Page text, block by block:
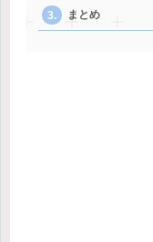
まとめ